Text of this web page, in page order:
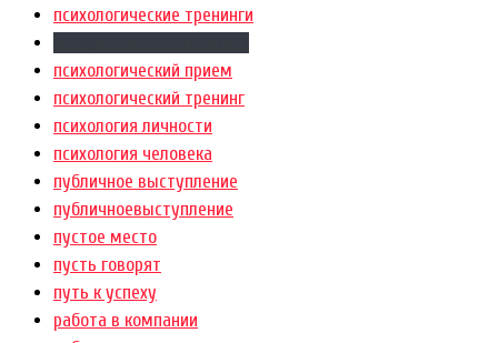
психологические тренинги
психологический прием
психологический тренинг
психология личности
психология человека
публичное выступление
публичноевыступление
пустое место
пусть говорят
путь к успеху
работа в компании